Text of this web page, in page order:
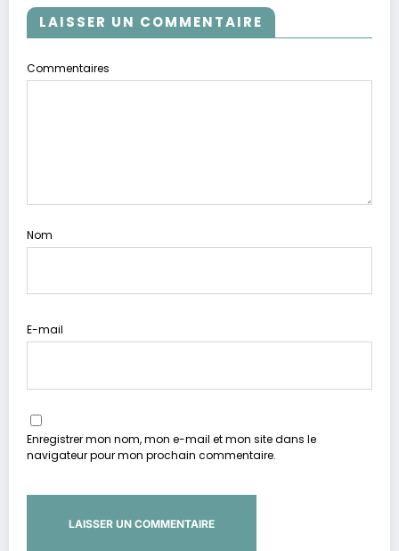
LAISSER UN COMMENTAIRE
Commentaires
Nom
E-mail
Enregistrer mon nom, mon e-mail et mon site dans le
navigateur pour mon prochain commentaire.